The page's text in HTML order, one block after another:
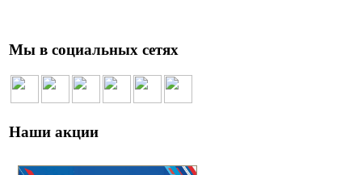
Мы в социальных сетях
Наши акции